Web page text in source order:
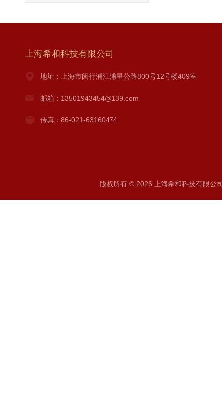
上海希和科技有限公司
地址：上海市闵行浦江浦星公路800号12号楼409室
邮箱：13501943454@139.com
传真：86-021-63160474
版权所有 © 2026 上海希和科技有限公